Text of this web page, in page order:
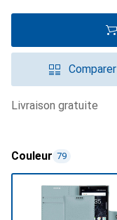
Comparer
livraison gratuite
Couleur 79